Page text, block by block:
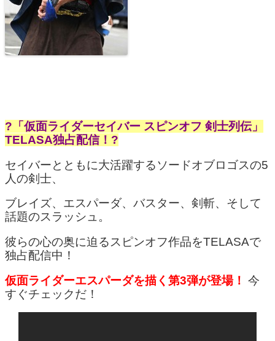
?「仮面ライダーセイバー スピンオフ 剣士列伝」
TELASA独占配信！?
セイバーとともに大活躍するソードオブロゴスの5
人の剣士、
ブレイズ、エスパーダ、バスター、剣斬、そして
話題のスラッシュ。
彼らの心の奥に迫るスピンオフ作品をTELASAで
独占配信中！
仮面ライダーエスパーダを描く第3弾が登場！ 今
すぐチェックだ！